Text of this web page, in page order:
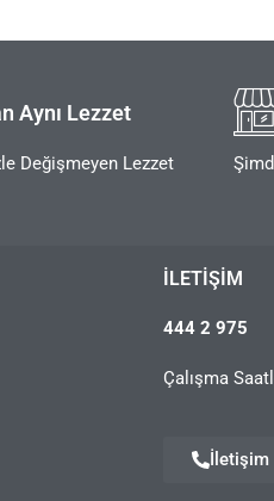
Aynı Lezzet
Değişmeyen Lezzet
İLETIŞIM
444 2 975
Çalışma
İletişim